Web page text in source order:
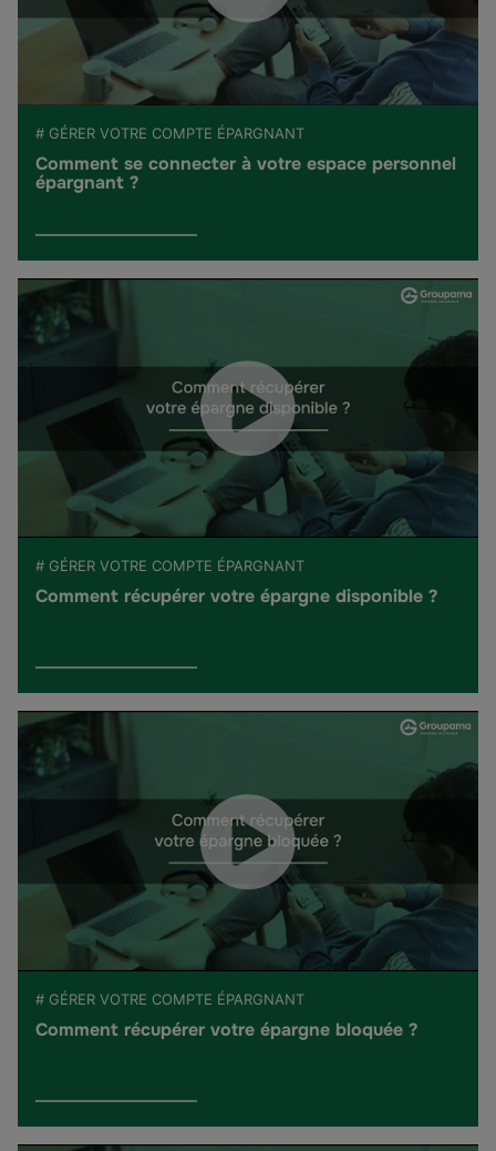
# GÉRER VOTRE COMPTE ÉPARGNANT
Comment se connecter à votre espace personnel
épargnant ?
# GÉRER VOTRE COMPTE ÉPARGNANT
Comment récupérer votre épargne disponible ?
# GÉRER VOTRE COMPTE ÉPARGNANT
Comment récupérer votre épargne bloquée ?